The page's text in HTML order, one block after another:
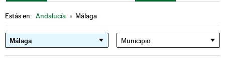
Estás en: Andalucía » Málaga